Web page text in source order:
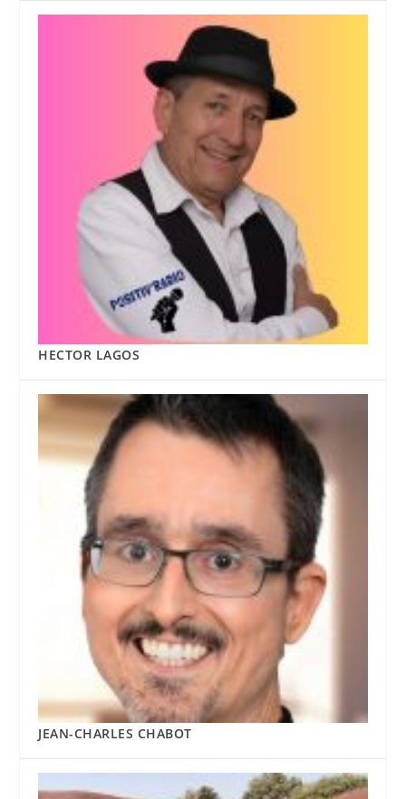
HECTOR LAGOS
JEAN-CHARLES CHABOT